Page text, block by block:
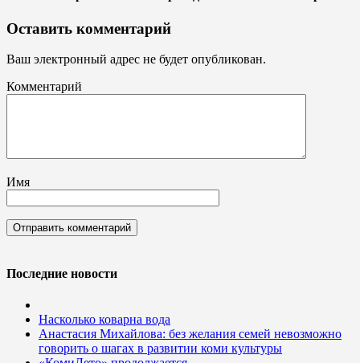
Оставить комментарий
Ваш электронный адрес не будет опубликован.
Комментарий
Имя
Последние новости
Насколько коварна вода
Анастасия Михайлова: без желания семей невозможно
говорить о шагах в развитии коми культуры